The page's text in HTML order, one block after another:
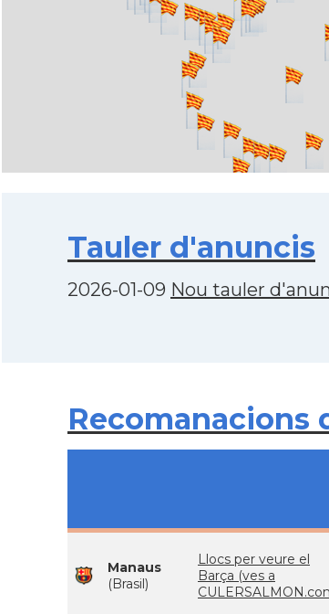
Tauler d'anuncis
2026-01-09 Nou tauler
Recomanacions
Manaus
(Brasil)
Llocs per veure el
Barça (ves a